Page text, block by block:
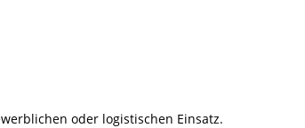
oder logistischen Einsatz.